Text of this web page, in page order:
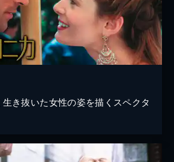
き抜いた女性の姿を描くスペクタ